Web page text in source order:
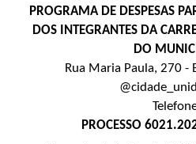
PROGRAMA DE DESPESAS
DOS INTEGRANTES DA
DO
Rua Maria Paula, 270 -
PROCESSO